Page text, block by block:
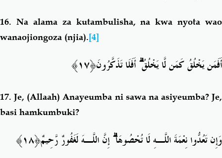
16. Na alama za kutambulisha, na kwa nyota wao
wanaojiongoza (njia).[4]
أَفَمَن يَخْلُقُ كَمَن لَّا يَخْلُقُۗأَفَلَا تَذَكَّرُونَ﴿١٧﴾
17.Je, (Allaah) Anayeumba ni sawa na asiyeumba? Je,
basi hamkumbuki?
وَإِن تَعُدُّوا نِعْمَةَ اللَّـهِ لَا تُحْصُوهَاۗإِنَّ اللَّـهَ لَغَفُورٌ رَّحِيمٌ﴿١٨﴾